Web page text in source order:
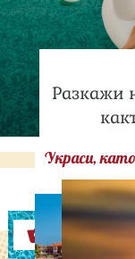
Разкажи
Украси,